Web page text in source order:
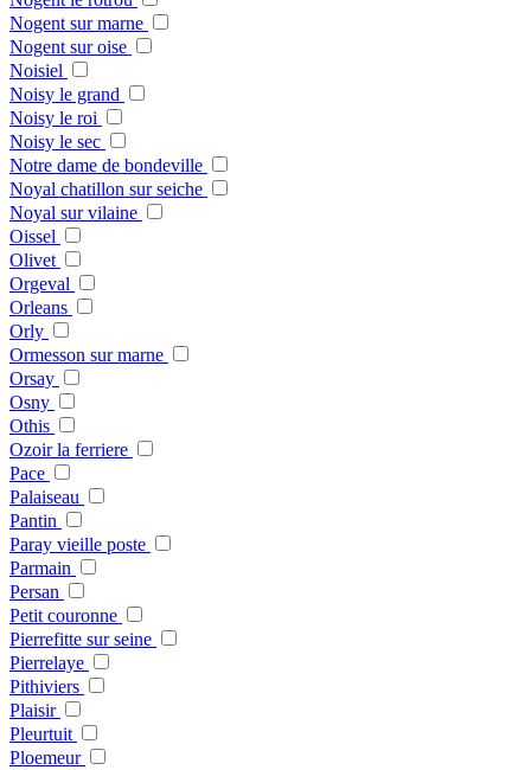
Nogent sur marne
Nogent sur oise
Noisiel
Noisy le grand
Noisy le roi
Noisy le sec
Notre dame de bondeville
Noyal chatillon sur seiche
Noyal sur vilaine
Oissel
Olivet
Orgeval
Orleans
Orly
Ormesson sur marne
Orsay
Osny
Othis
Ozoir la ferriere
Pace
Palaiseau
Pantin
Paray vieille poste
Parmain
Persan
Petit couronne
Pierrefitte sur seine
Pierrelaye
Pithiviers
Plaisir
Pleurtuit
Ploemeur